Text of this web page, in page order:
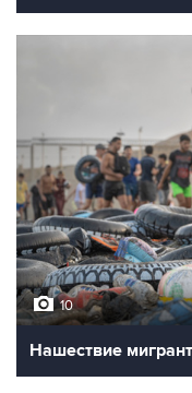
10
Нашествие